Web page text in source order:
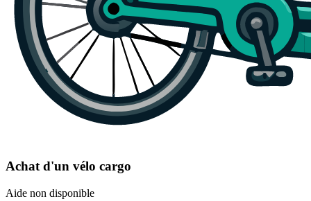
Achat d'un vélo cargo
Aide non disponible